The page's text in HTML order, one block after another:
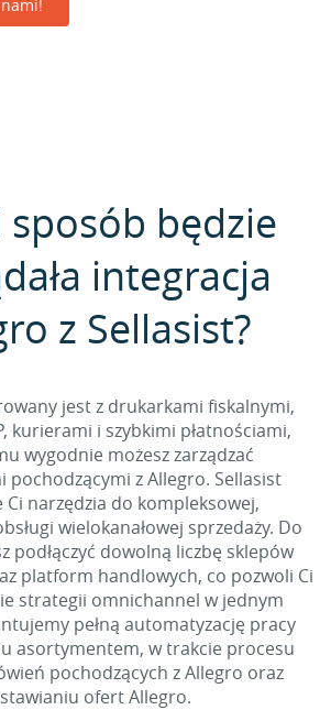
sposób będzie
integracja
z Sellasist?
jest z drukarkami fiskalnymi,
kurierami i szybkimi płatnościami,
wygodnie możesz zarządzać
pochodzącymi z Allegro. Sellasist
narzędzia do kompleksowej,
wielokanałowej sprzedaży. Do
podłączyć dowolną liczbę sklepów
platform handlowych, co pozwoli Ci
strategii omnichannel w jednym
pełną automatyzację pracy
asortymentem, w trakcie procesu
pochodzących z Allegro oraz
ofert Allegro.